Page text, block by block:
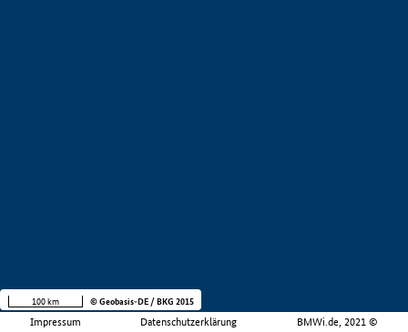
Impressum Datenschutzerklärung BMWi.de, 2021 ©
100 km © Geobasis-DE / BKG 2015